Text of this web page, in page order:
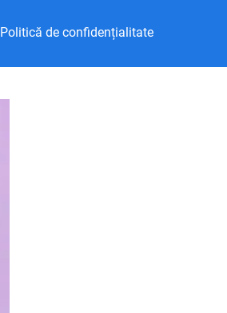
Politică de confidențialitate